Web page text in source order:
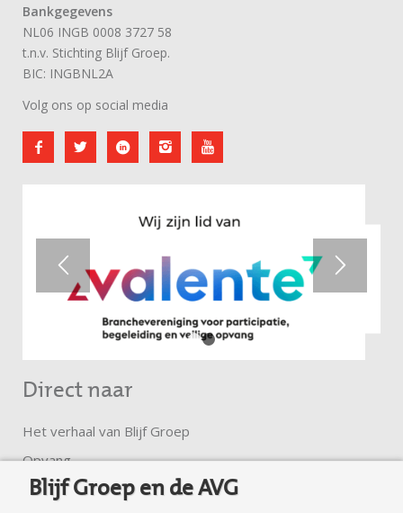
Bankgegevens
NL06 INGB 0008 3727 58
t.n.v. Stichting Blijf Groep.
BIC: INGBNL2A
Volg ons op social media
Direct naar
Het verhaal van Blijf Groep
Opvang
Ambulante hulp
Blijf Groep en de AVG